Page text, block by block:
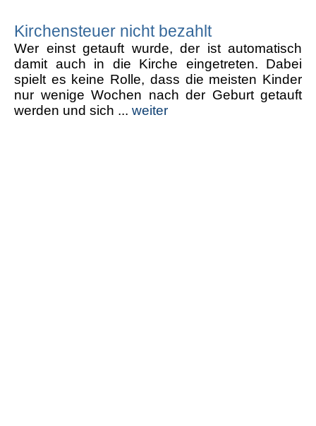
Kirchensteuer nicht bezahlt
Wer einst getauft wurde, der ist automatisch
damit auch in die Kirche eingetreten. Dabei
spielt es keine Rolle, dass die meisten Kinder
nur wenige Wochen nach der Geburt getauft
werden und sich ... weiter